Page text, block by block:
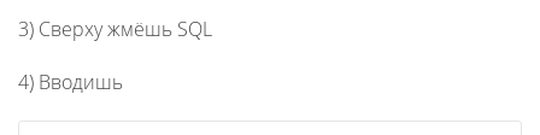
3) Сверху жмёшь SQL
4) Вводишь